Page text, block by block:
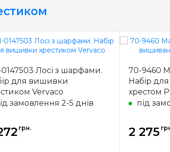
Лосі з шарфами.
для вишивки
Vervaco
замовлення 2-5 днів
грн.
70-9460
Набір
хрестом
під
2 275